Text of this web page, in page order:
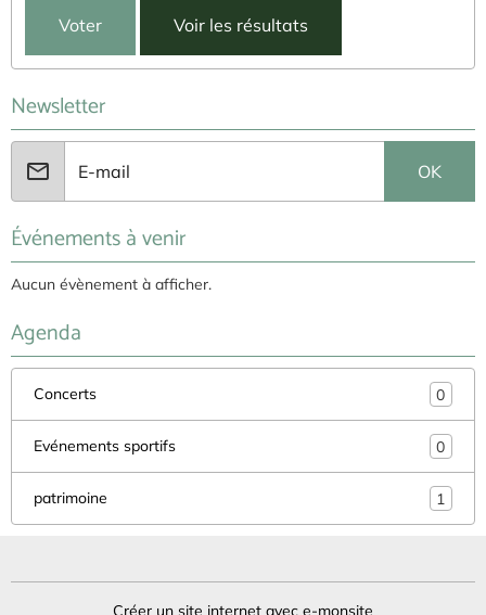
Voter Voir les résultats
Newsletter
OK
Événements à venir
Aucun évènement à afficher.
Agenda
Concerts 0
Evénements sportifs 0
patrimoine 1
Créer un site internet avec e-monsite